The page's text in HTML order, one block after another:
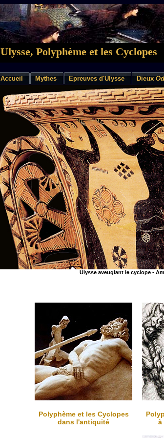
Ulysse, Polyphème et les Cyclopes
Accueil Mythes Epreuves d'Ulysse Dieux
Ulysse aveuglant le cyclope -
Polyphème et les Cyclopes
dans l'antiquité
à